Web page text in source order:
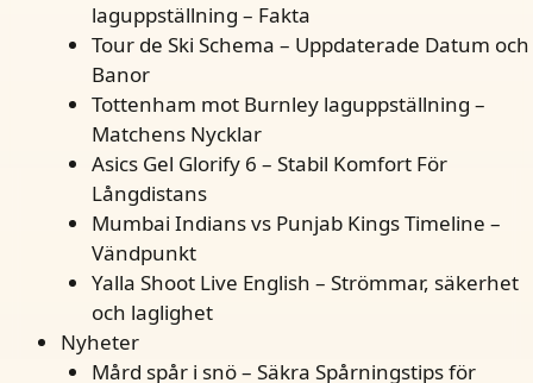
laguppställning – Fakta
Tour de Ski Schema – Uppdaterade Datum och
Banor
Tottenham mot Burnley laguppställning –
Matchens Nycklar
Asics Gel Glorify 6 – Stabil Komfort För
Långdistans
Mumbai Indians vs Punjab Kings Timeline –
Vändpunkt
Yalla Shoot Live English – Strömmar, säkerhet
och laglighet
Nyheter
Mård spår i snö – Säkra Spårningstips för